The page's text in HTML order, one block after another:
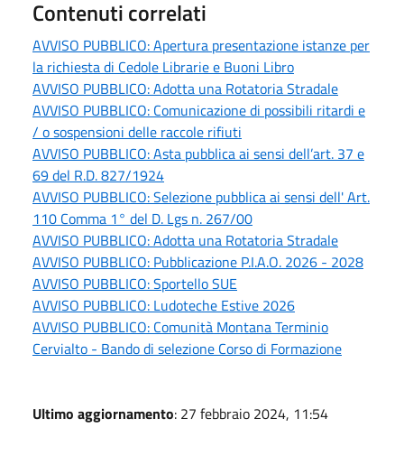
Contenuti correlati
AVVISO PUBBLICO: Apertura presentazione istanze per
la richiesta di Cedole Librarie e Buoni Libro
AVVISO PUBBLICO: Adotta una Rotatoria Stradale
AVVISO PUBBLICO: Comunicazione di possibili ritardi e
/ o sospensioni delle raccole rifiuti
AVVISO PUBBLICO: Asta pubblica ai sensi dell’art. 37 e
69 del R.D. 827/1924
AVVISO PUBBLICO: Selezione pubblica ai sensi dell' Art.
110 Comma 1° del D. Lgs n. 267/00
AVVISO PUBBLICO: Adotta una Rotatoria Stradale
AVVISO PUBBLICO: Pubblicazione P.I.A.O. 2026 - 2028
AVVISO PUBBLICO: Sportello SUE
AVVISO PUBBLICO: Ludoteche Estive 2026
AVVISO PUBBLICO: Comunità Montana Terminio
Cervialto - Bando di selezione Corso di Formazione
Ultimo aggiornamento: 27 febbraio 2024, 11:54